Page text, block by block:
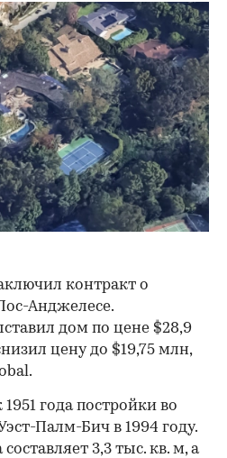
контракт о
Анджелесе.
дом по цене $28,9
цену до $19,75 млн,
года постройки во
Палм-Бич в 1994 году.
3,3 тыс. кв. м, а